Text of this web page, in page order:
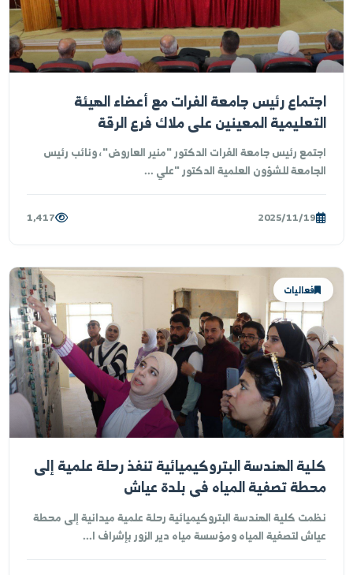
الفرات توقع بروتوكول تعاون مع المجلس
السوري
جامعة الفرات بروتوكول تعاون مشترك مع المجلس العلمي
بحضور رئيس الجامعة وعدد من أعضاء الهيئة التدر...
2025/11/22
أخبار الجامعة
رئيس جامعة الفرات مع أعضاء الهيئة
المعينين على ملاك فرع الرقة
رئيس جامعة الفرات الدكتور "منير العاروض"، ونائب رئيس
للشؤون العلمية الدكتور "علي ...